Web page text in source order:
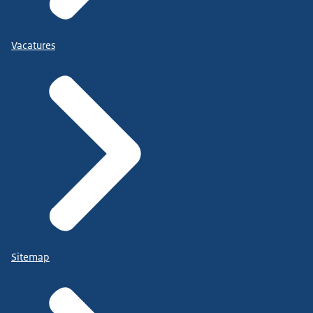
Vacatures
Sitemap